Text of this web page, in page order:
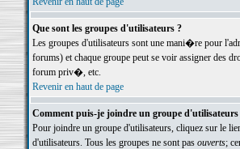
Que sont les groupes d'utilisateurs ?
Les groupes d'utilisateurs sont une mani�re pour
forums) et chaque groupe peut se voir assigner
forum priv�, etc.
Revenir en haut de page
Comment puis-je joindre un groupe d'utilisateurs
Pour joindre un groupe d'utilisateurs, cliquez sur le
d'utilisateurs. Tous les groupes ne sont pas ouverts;